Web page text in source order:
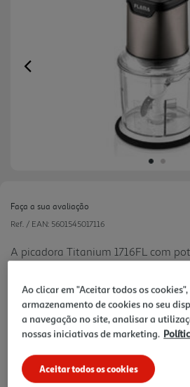
Previous
Faça a sua avaliação
Ref. / EAN: 5601545017116
A picadora Titanium 1716FL com
pressão na tampa, as lâminas em
de segurança e por uma
Outras características relevantes:
plástico e base ant iderrapante.
Receba em casa a 11/08/2026, se encomendar
Ao clicar em "Aceitar todos os
armazenamento de cookies no seu
a navegação no site, analisar a
nossas iniciativas de marketing.
Aceitar todos os cookies